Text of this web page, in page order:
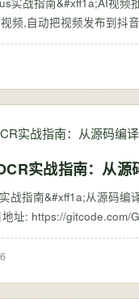
频,自动把视频发布到抖
实战指南：从源
战指南&#xff1a;从源码